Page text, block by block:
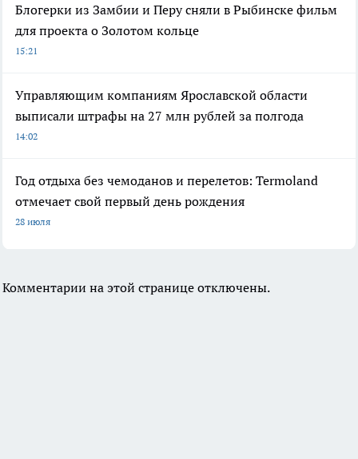
Блогерки из Замбии и Перу сняли в Рыбинске фильм
для проекта о Золотом кольце
15:21
Управляющим компаниям Ярославской области
выписали штрафы на 27 млн рублей за полгода
14:02
Год отдыха без чемоданов и перелетов: Termoland
отмечает свой первый день рождения
28 июля
Комментарии на этой странице отключены.